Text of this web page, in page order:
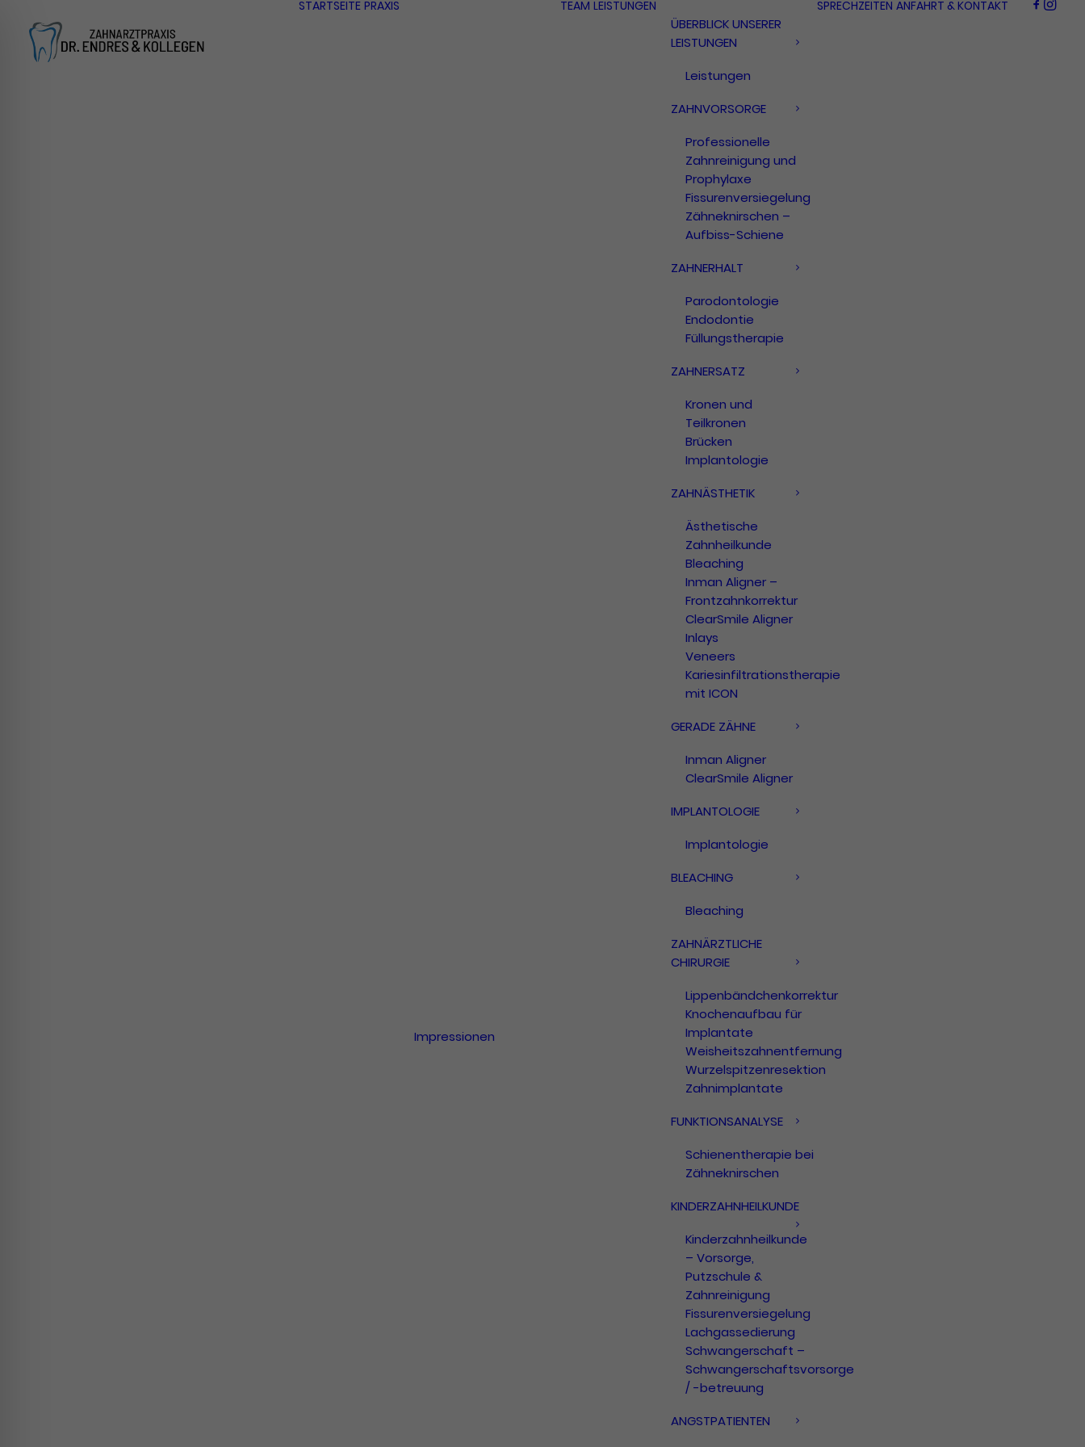
STARTSEITE PRAXIS
Impressionen
TEAM LEISTUNGEN
ÜBERBLICK UNSERER
LEISTUNGEN
Leistungen
ZAHNVORSORGE
Professionelle
Zahnreinigung und
Prophylaxe
Fissurenversiegelung
Zähneknirschen –
Aufbiss-Schiene
ZAHNERHALT
Parodontologie
Endodontie
Füllungstherapie
ZAHNERSATZ
Kronen und
Teilkronen
Brücken
Implantologie
ZAHNÄSTHETIK
Ästhetische
Zahnheilkunde
Bleaching
Inman Aligner –
Frontzahnkorrektur
ClearSmile Aligner
Inlays
Veneers
Kariesinfiltrationstherapie
mit ICON
GERADE ZÄHNE
Inman Aligner
ClearSmile Aligner
IMPLANTOLOGIE
Implantologie
BLEACHING
Bleaching
ZAHNÄRZTLICHE
CHIRURGIE
Lippenbändchenkorrektur
Knochenaufbau für
Implantate
Weisheitszahnentfernung
Wurzelspitzenresektion
Zahnimplantate
FUNKTIONSANALYSE
Schienentherapie bei
Zähneknirschen
KINDERZAHNHEILKUNDE
Kinderzahnheilkunde
– Vorsorge,
Putzschule &
Zahnreinigung
Fissurenversiegelung
Lachgassedierung
Schwangerschaft –
Schwangerschaftsvorsorge
/ -betreuung
ANGSTPATIENTEN
SPRECHZEITEN ANFAHRT & KONTAKT